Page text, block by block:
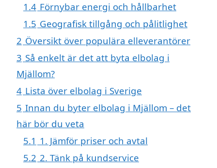
1.4 Förnybar energi och hållbarhet
1.5 Geografisk tillgång och pålitlighet
2 Översikt över populära elleverantörer
3 Så enkelt är det att byta elbolag i
Mjällom?
4 Lista över elbolag i Sverige
5 Innan du byter elbolag i Mjällom – det
här bör du veta
5.1 1. Jämför priser och avtal
5.2 2. Tänk på kundservice